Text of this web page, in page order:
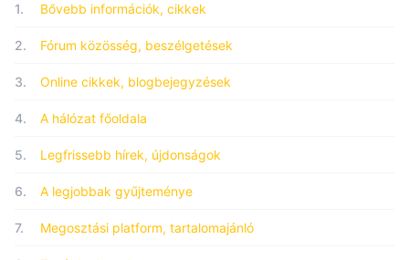
1. Bővebb információk, cikkek
2. Fórum közösség, beszélgetések
3. Online cikkek, blogbejegyzések
4. A hálózat főoldala
5. Legfrissebb hírek, újdonságok
6. A legjobbak gyűjteménye
7. Megosztási platform, tartalomajánló